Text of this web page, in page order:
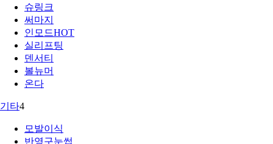
슈링크
써마지
인모드HOT
실리프팅
덴서티
볼뉴머
온다
기타4
모발이식
반영구눈썹